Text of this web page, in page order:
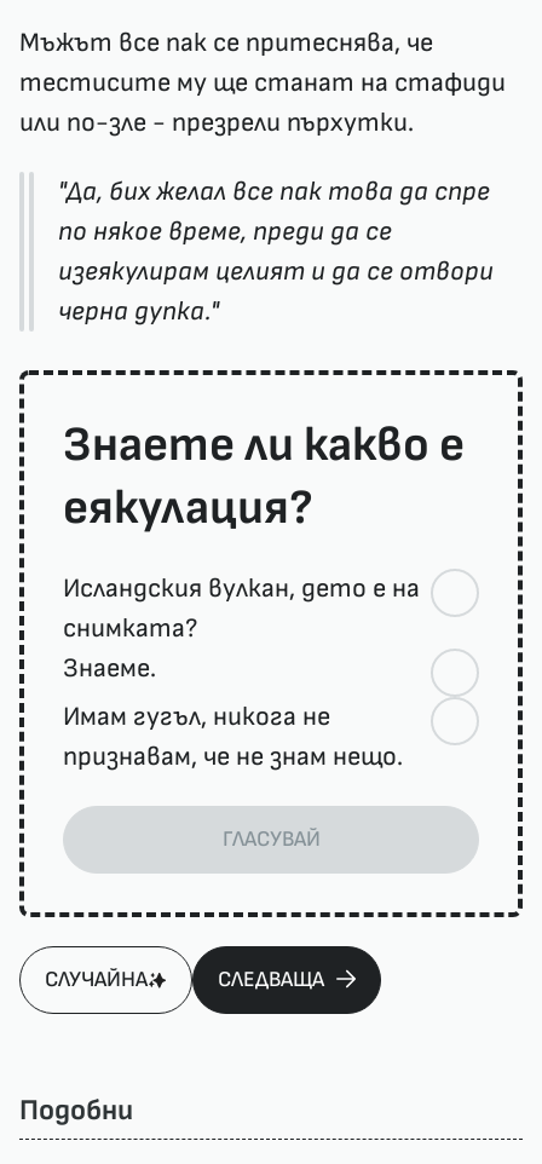
Мъжът все пак се притеснява, че
тестисите му ще станат на стафиди
или по-зле - презрели пърхутки.
"Да, бих желал все пак това да спре
по някое време, преди да се
изеякулирам целият и да се отвори
черна дупка."
Знаете ли какво е
еякулация?
Исландския вулкан, дето е на
снимката?
Знаеме.
Имам гугъл, никога не
признавам, че не знам нещо.
ГЛАСУВАЙ
СЛУЧАЙНА СЛЕДВАЩА
Подобни